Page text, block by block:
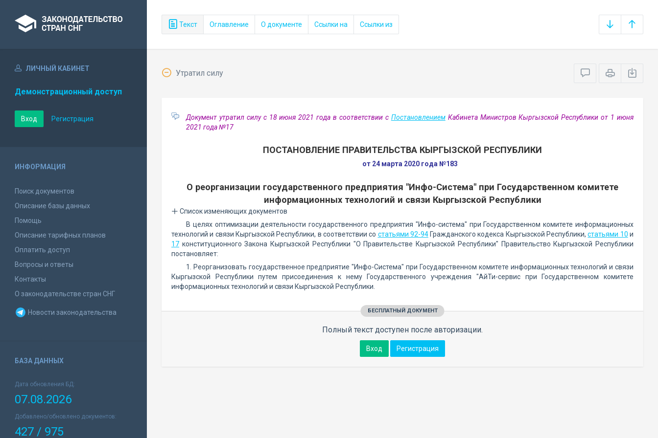
Текст Оглавление О документе Ссылки на Ссылки из
ЛИЧНЫЙ КАБИНЕТ
Демонстрационный доступ
Вход Регистрация
ИНФОРМАЦИЯ
Поиск документов
Описание базы данных
Помощь
Описание тарифных планов
Оплатить доступ
Вопросы и ответы
Контакты
О законодательстве стран СНГ
Новости законодательства
БАЗА ДАННЫХ
Дата обновления БД:
07.08.2026
Добавлено/обновлено документов:
427 / 975
Утратил силу
Документ утратил силу с 18 июня 2021 года в соответствии с ПостановлениемКабинета Министров Кыргызской Республики от 1 июня
2021 года №17
ПОСТАНОВЛЕНИЕ ПРАВИТЕЛЬСТВА КЫРГЫЗСКОЙ РЕСПУБЛИКИ
от 24 марта 2020 года №183
О реорганизации государственного предприятия "Инфо-Система" при Государственном комитете
информационных технологий и связи Кыргызской Республики
Список изменяющих документов
В целях оптимизации деятельности государственного предприятия "Инфо-система" при Государственном комитете информационных
технологий и связи Кыргызской Республики, в соответствии со статьями 92-94Гражданского кодекса Кыргызской Республики,статьями 10 и
17 конституционного Закона Кыргызской Республики "О Правительстве Кыргызской Республики" Правительство Кыргызской Республики
постановляет:
1. Реорганизовать государственное предприятие "Инфо-Система" при Государственном комитете информационных технологий и связи
Кыргызской Республики путем присоединения к нему Государственного учреждения "АйТи-сервис при Государственном комитете
информационных технологий и связи Кыргызской Республики.
БЕСПЛАТНЫЙ ДОКУМЕНТ
Полный текст доступен после авторизации.
Вход Регистрация